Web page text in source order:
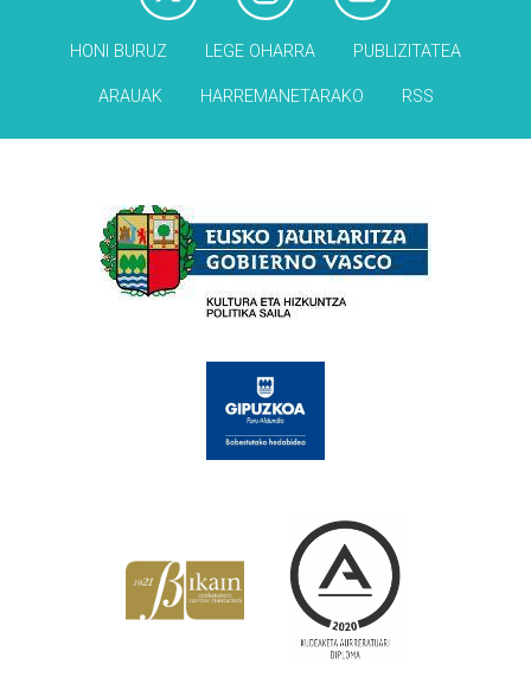
HONI BURUZ LEGE OHARRA PUBLIZITATEA
ARAUAK HARREMANETARAKO RSS